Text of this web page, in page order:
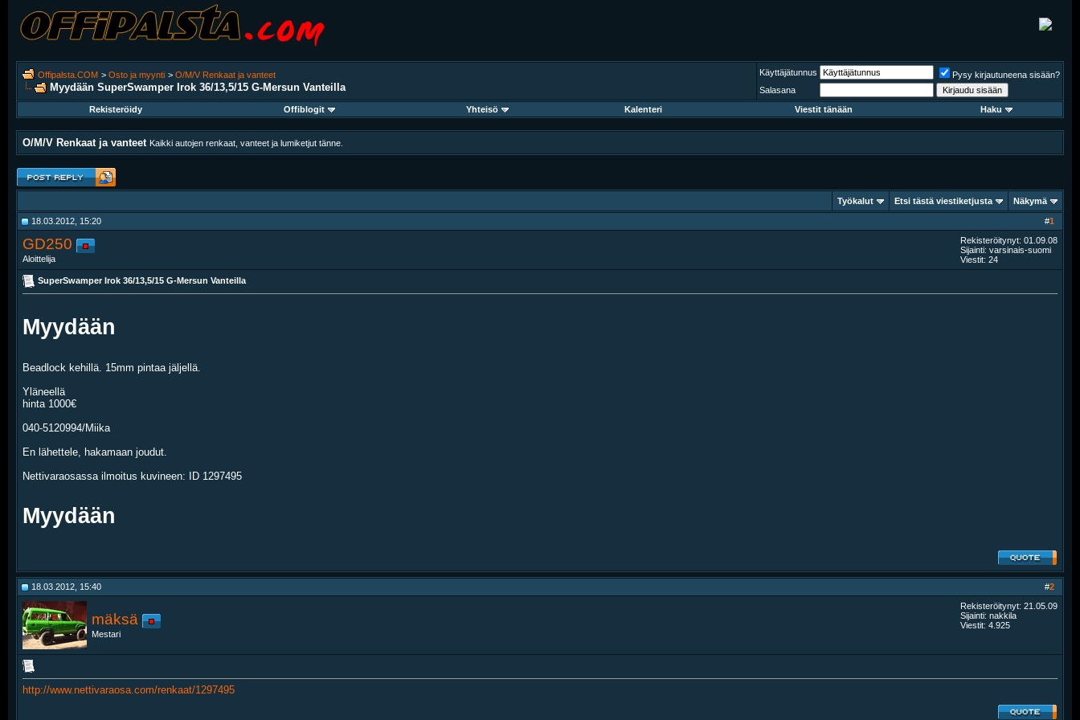
Offipalsta.COM > Osto ja myynti > O/M/V Renkaat ja vanteet
Myydään SuperSwamper Irok 36/13,5/15 G-Mersun Vanteilla
Käyttäjätunnus
Pysy kirjautuneena sisään?
Salasana
Rekisteröidy
Offiblogit Yhteisö Kalenteri Viestit tänään Haku
O/M/V Renkaat ja vanteet Kaikki autojen renkaat, vanteet ja lumiketjut tänne.
Työkalut Etsi tästä viestiketjusta Näkymä
#1
18.03.2012, 15:20
GD250
Aloittelija
Rekisteröitynyt: 01.09.08
Sijainti: varsinais-suomi
Viestit: 24
SuperSwamper Irok 36/13,5/15 G-Mersun Vanteilla
Myydään
Beadlock kehillä. 15mm pintaa jäljellä.
Yläneellä
hinta 1000€
040-5120994/Miika
En lähettele, hakamaan joudut.
Nettivaraosassa ilmoitus kuvineen: ID 1297495
Myydään
#2
18.03.2012, 15:40
mäksä
Mestari
Rekisteröitynyt: 21.05.09
Sijainti: nakkila
Viestit: 4.925
http://www.nettivaraosa.com/renkaat/1297495